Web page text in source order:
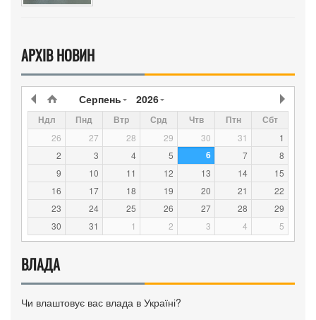
АРХІВ НОВИН
Серпень 2026
Ндл Пнд Втр Срд Чтв Птн Сбт
26 27 28 29 30 31
1
2
3 4 5 6 7
8
9
10 11 12 13 14
15
16
17 18 19 20 21
22
23
24 25 26 27 28
29
30
31 1 2 3 4 5
ВЛАДА
Чи влаштовує вас влада в Україні?